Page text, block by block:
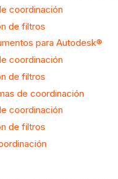
coordinación
de filtros
para Autodesk®
coordinación
de filtros
de coordinación
coordinación
de filtros